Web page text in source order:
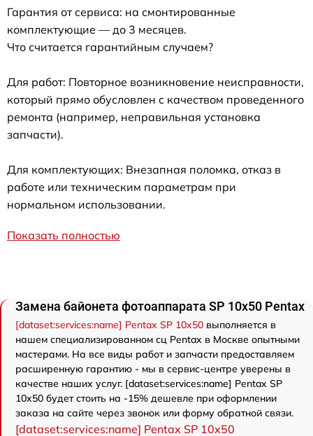
Гарантия от сервиса: на смонтированные
комплектующие — до 3 месяцев.
Что считается гарантийным случаем?
Для работ: Повторное возникновение неисправности,
который прямо обусловлен с качеством проведенного
ремонта (например, неправильная установка
запчасти).
Для комплектующих: Внезапная поломка, отказ в
работе или техническим параметрам при
нормальном использовании.
Показать полностью
Замена байонета фотоаппарата SP 10x50 Pentax
[dataset:services:name] Pentax SP 10x50 выполняется в
нашем специализированном сц Pentax в Москве опытными
мастерами. На все виды работ и запчасти предоставляем
расширенную гарантию - мы в сервис-центре уверены в
качестве наших услуг. [dataset:services:name] Pentax SP
10x50 будет стоить на -15% дешевле при оформлении
заказа на сайте через звонок или форму обратной связи.
[dataset:services:name] Pentax SP 10x50